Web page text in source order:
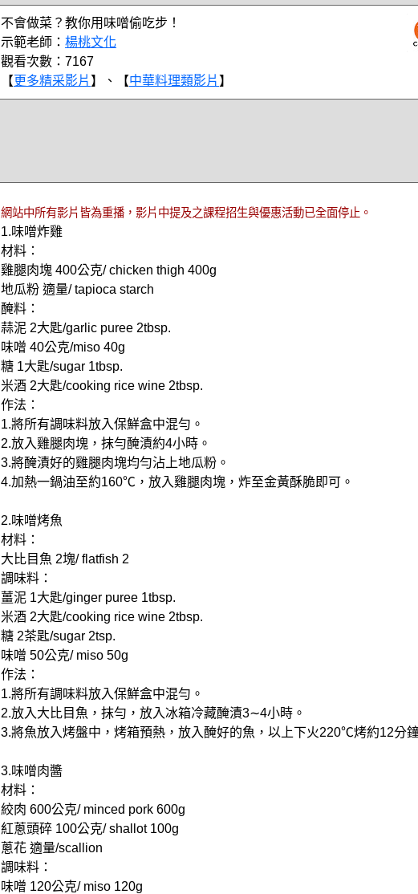
不會做菜？教你用味噌偷吃步！
示範老師： 楊桃文化
觀看次數：7167
【更多精采影片 】、【中華料理類影片 】
網站中所有影片皆為重播，影片中提及之課程招生與優惠活動已全面停止。
1.味噌炸雞
材料：
雞腿肉塊 400公克/ chicken thigh 400g
地瓜粉 適量/ tapioca starch
醃料：
蒜泥 2大匙/garlic puree 2tbsp.
味噌 40公克/miso 40g
糖 1大匙/sugar 1tbsp.
米酒 2大匙/cooking rice wine 2tbsp.
作法：
1.將所有調味料放入保鮮盒中混勻。
2.放入雞腿肉塊，抹勻醃漬約4小時。
3.將醃漬好的雞腿肉塊均勻沾上地瓜粉。
4.加熱一鍋油至約160℃，放入雞腿肉塊，炸至金黃酥脆即可。
2.味噌烤魚
材料：
大比目魚 2塊/ flatfish 2
調味料：
薑泥 1大匙/ginger puree 1tbsp.
米酒 2大匙/cooking rice wine 2tbsp.
糖 2茶匙/sugar 2tsp.
味噌 50公克/ miso 50g
作法：
1.將所有調味料放入保鮮盒中混勻。
2.放入大比目魚，抹勻，放入冰箱冷藏醃漬3∼4小時。
3.將魚放入烤盤中，烤箱預熱，放入醃好的魚，以上下火220℃烤約12分
3.味噌肉醬
材料：
絞肉 600公克/ minced pork 600g
紅蔥頭碎 100公克/ shallot 100g
蔥花 適量/scallion
調味料：
味噌 120公克/ miso 120g